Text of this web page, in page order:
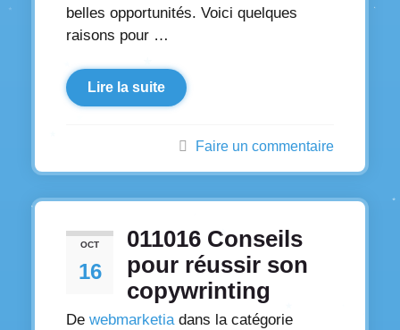
belles opportunités. Voici quelques
raisons pour …
Lire la suite
Faire un commentaire
OCT
16
011016 Conseils
pour réussir son
copywrinting
De webmarketiadans la catégorie